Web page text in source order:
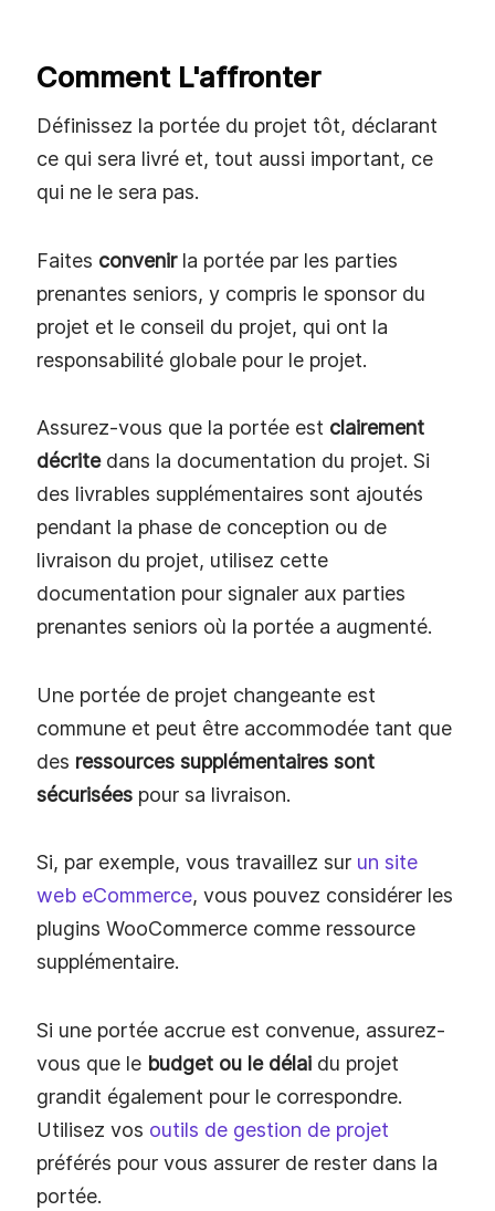
Comment L'affronter
Définissez la portée du projet tôt, déclarant
ce qui sera livré et, tout aussi important, ce
qui ne le sera pas.
Faites convenirla portée par les parties
prenantes seniors, y compris le sponsor du
projet et le conseil du projet, qui ont la
responsabilité globale pour le projet.
Assurez-vous que la portée est clairement
décritedans la documentation du projet. Si
des livrables supplémentaires sont ajoutés
pendant la phase de conception ou de
livraison du projet, utilisez cette
documentation pour signaler aux parties
prenantes seniors où la portée a augmenté.
Une portée de projet changeante est
commune et peut être accommodée tant que
des ressources supplémentaires sont
sécurisées pour sa livraison.
Si, par exemple, vous travaillez sur un site
web eCommerce, vous pouvez considérer les
plugins WooCommerce comme ressource
supplémentaire.
Si une portée accrue est convenue, assurez-
vous que le budget ou le délai du projet
grandit également pour le correspondre.
Utilisez vos outils de gestion de projet
préférés pour vous assurer de rester dans la
portée.